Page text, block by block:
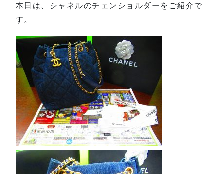
本日は、シャネルのチェンショルダーをご紹介で
す。